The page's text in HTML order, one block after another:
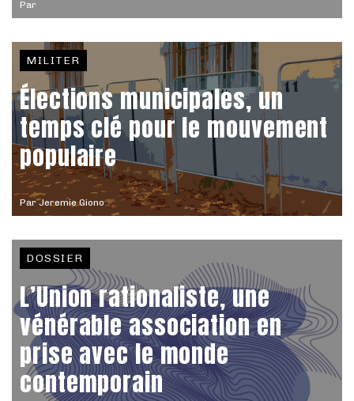
Par
ParJeremie Giono
MILITER
Élections municipales, un
temps clé pour le mouvement
populaire
DOSSIER
L’Union rationaliste, une
vénérable association en
prise avec le monde
contemporain